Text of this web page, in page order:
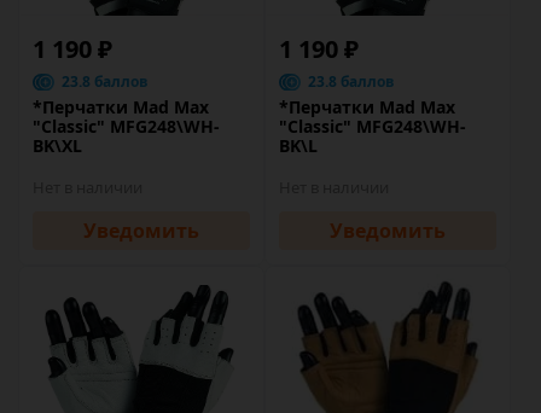
1 190 ₽
23.8 баллов
*Перчатки Mad Max
"Classic" MFG248\WH-
BK\XL
Уведомить
1 190 ₽
23.8 баллов
*Перчатки Mad Max
"Classic" MFG248\WH-
BK\L
Уведомить